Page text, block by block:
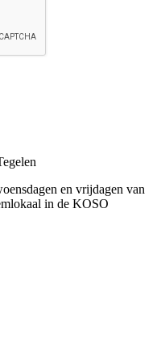
en vrijdagen van
in de KOSO